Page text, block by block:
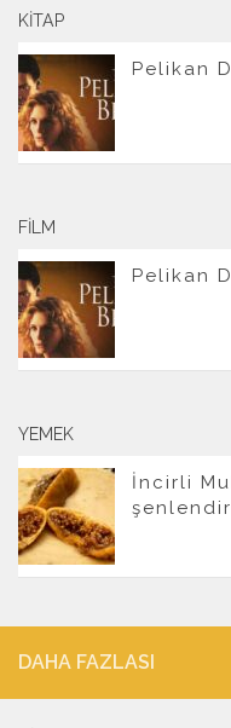
KITAP
Pelikan
FILM
Pelikan
YEMEK
İncirli
DAHA FAZLASI